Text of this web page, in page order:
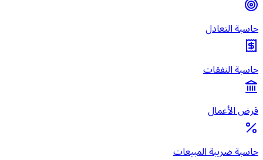
حاسبة التعادل
حاسبة النفقات
قرض الأعمال
حاسبة ضريبة المبيعات